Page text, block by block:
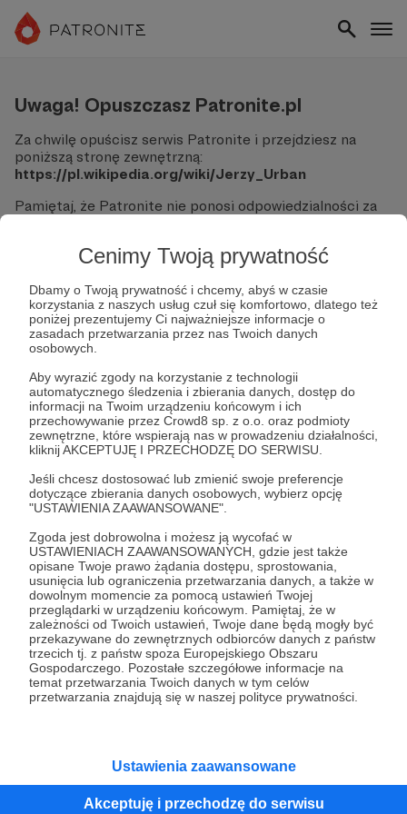
Cenimy Twoją prywatność
Dbamy o Twoją prywatność i chcemy, abyś w czasie
korzystania z naszych usług czuł się komfortowo, dlatego też
poniżej prezentujemy Ci najważniejsze informacje o
zasadach przetwarzania przez nas Twoich danych
osobowych.
Aby wyrazić zgody na korzystanie z technologii
automatycznego śledzenia i zbierania danych, dostęp do
informacji na Twoim urządzeniu końcowym i ich
przechowywanie przez Crowd8 sp. z o.o. oraz podmioty
zewnętrzne, które wspierają nas w prowadzeniu działalności,
kliknij AKCEPTUJĘ I PRZECHODZĘ DO SERWISU.
Jeśli chcesz dostosować lub zmienić swoje preferencje
dotyczące zbierania danych osobowych, wybierz opcję
"USTAWIENIA ZAAWANSOWANE".
Zgoda jest dobrowolna i możesz ją wycofać w
USTAWIENIACH ZAAWANSOWANYCH, gdzie jest także
opisane Twoje prawo żądania dostępu, sprostowania,
usunięcia lub ograniczenia przetwarzania danych, a także w
dowolnym momencie za pomocą ustawień Twojej
przeglądarki w urządzeniu końcowym. Pamiętaj, że w
zależności od Twoich ustawień, Twoje dane będą mogły być
przekazywane do zewnętrznych odbiorców danych z państw
trzecich tj. z państw spoza Europejskiego Obszaru
Gospodarczego. Pozostałe szczegółowe informacje na
temat przetwarzania Twoich danych w tym celów
przetwarzania znajdują się w naszej polityce prywatności.
Ustawienia zaawansowane
Akceptuję i przechodzę do serwisu
Uwaga! Opuszczasz Patronite.pl
Za chwilę opuścisz serwis Patronite i przejdziesz na
poniższą stronę zewnętrzną:
https://pl.wikipedia.org/wiki/Jerzy_Urban
Pamiętaj, że Patronite nie ponosi odpowiedzialności za
Nie podawaj swoich danych logowania ani informacji
finansowych na podjerzanych stronach.
Sprawdź dokładnie adres URL, zanim klikniesz przycisk
"Tak, przejdź do strony".
Jeśli masz wątpliwości, wróć do Patronite i zweryfikuj
link.
Czy na pewno chcesz kontynuować?
Tak, przejdź do strony
Kategorie
O Patronite
Dodatkowe produkty
Pomoc
RegulaminPolityka prywatnościPatronite Commons
Unia Europejska